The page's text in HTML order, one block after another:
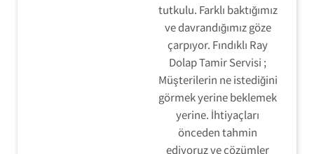
tutkulu. Farklı baktığımız
ve davrandığımız göze
çarpıyor. Fındıklı Ray
Dolap Tamir Servisi ;
Müşterilerin ne istediğini
görmek yerine beklemek
yerine. İhtiyaçları
önceden tahmin
ediyoruz ve çözümler